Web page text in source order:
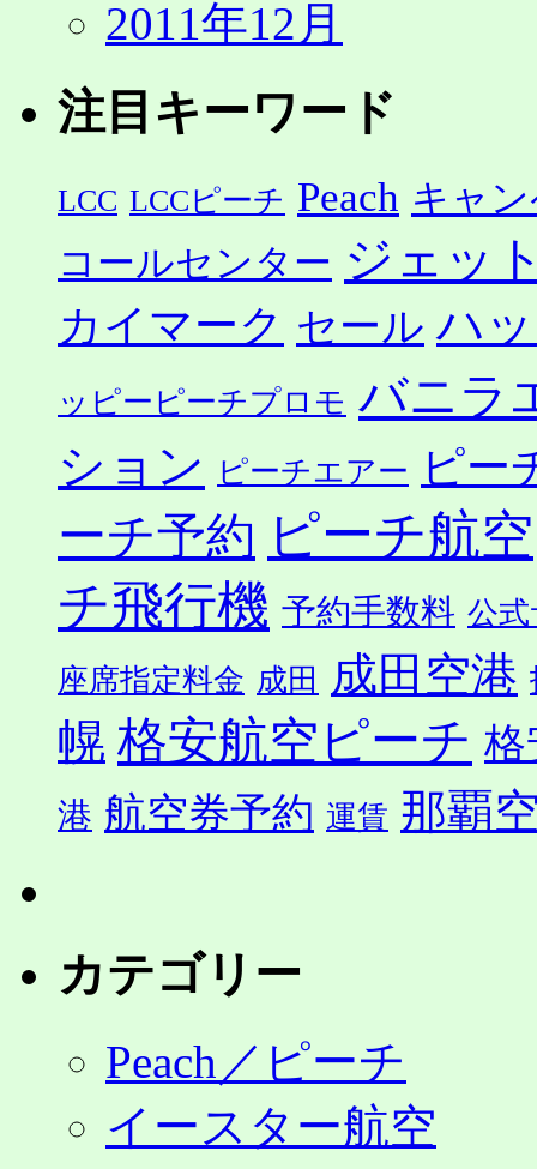
2011年12月
注目キーワード
LCC LCCピーチ Peach キャ
コールセンター ジェッ
カイマーク セール ハ
ッピーピーチプロモ バニラ
ション
ピーチエアー ピー
ーチ予約 ピーチ航空
チ飛行機 予約手数料 公
座席指定料金 成田 成田空港
幌 格安航空ピーチ 格
港 航空券予約 運賃 那覇
カテゴリー
Peach／ピーチ
イースター航空